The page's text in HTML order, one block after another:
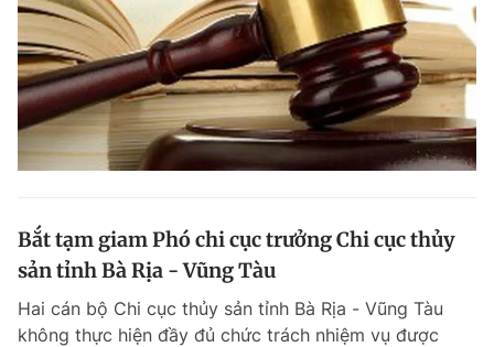
Bắt tạm giam Phó chi cục trưởng Chi cục thủy
sản tỉnh Bà Rịa - Vũng Tàu
Hai cán bộ Chi cục thủy sản tỉnh Bà Rịa - Vũng Tàu
không thực hiện đầy đủ chức trách nhiệm vụ được